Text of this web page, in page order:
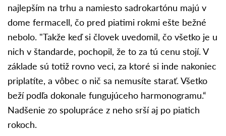
najlepším na trhu a namiesto sadrokartónu majú v
dome fermacell, čo pred piatimi rokmi ešte bežné
nebolo. "Takže keď si človek uvedomil, čo všetko je u
nich v štandarde, pochopil, že to za tú cenu stojí. V
základe sú totiž rovno veci, za ktoré si inde nakoniec
priplatíte, a vôbec o nič sa nemusíte starať. Všetko
beží podľa dokonale fungujúceho harmonogramu.“
Nadšenie zo spolupráce z neho srší aj po piatich
rokoch.